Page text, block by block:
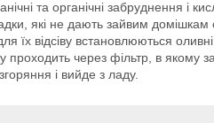
та органічні забруднення і
які не дають зайвим домішкам
їх відсіву встановлюються
через фільтр, в якому
і вийде з ладу.